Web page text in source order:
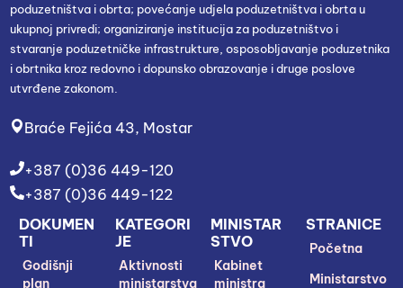
poduzetništva i obrta; povećanje udjela poduzetništva i obrta u
ukupnoj privredi; organiziranje institucija za poduzetništvo i
stvaranje poduzetničke infrastrukture, osposobljavanje poduzetnika
i obrtnika kroz redovno i dopunsko obrazovanje i druge poslove
utvrđene zakonom.
Braće Fejića 43, Mostar
+387 (0)36 449-120
+387 (0)36 449-122
STRANICE
Početna
Ministarstvo
MINISTAR
STVO
Kabinet
ministra
KATEGORI
JE
Aktivnosti
ministarstva
DOKUMEN
TI
Godišnji
plan